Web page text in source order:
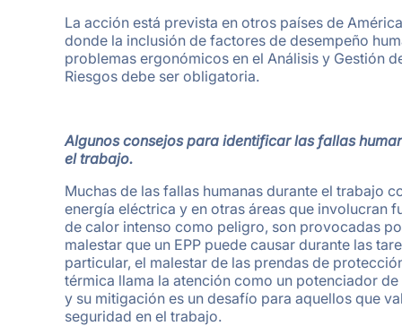
La acción está prevista en otros países de
donde la inclusión de factores de desempeño
problemas ergonómicos en el Análisis y Gestión
Riesgos debe ser obligatoria.
Algunos consejos para identificar las fallas
el trabajo.
Muchas de las fallas humanas durante el trabajo
energía eléctrica y en otras áreas que involucran
de calor intenso como peligro, son provocadas
malestar que un EPP puede causar durante las
particular, el malestar de las prendas de
térmica llama la atención como un potenciador de
y su mitigación es un desafío para aquellos que
seguridad en el trabajo.